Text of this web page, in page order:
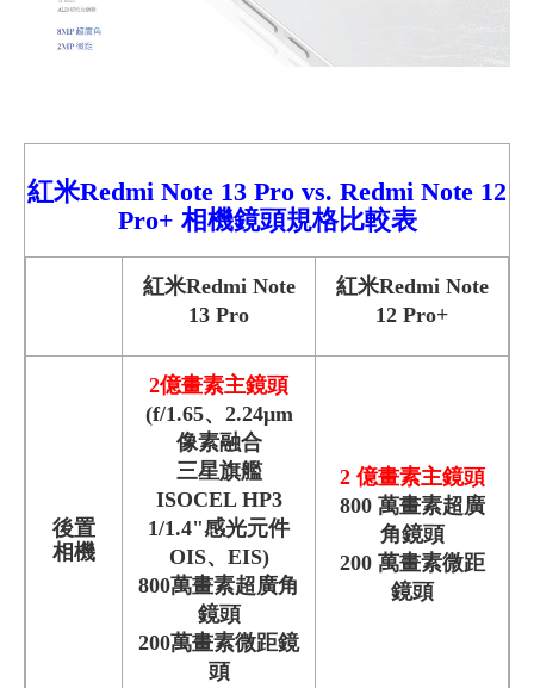
紅米Redmi Note 13 Pro vs. Redmi Note 12
Pro+ 相機鏡頭規格比較表
紅米Redmi Note
13 Pro
紅米Redmi Note
12 Pro+
後置
相機
2億畫素主鏡頭
(f/1.65、2.24μm
像素融合
三星旗艦
ISOCEL HP3
1/1.4"感光元件
OIS、EIS)
800萬畫素超廣角
鏡頭
200萬畫素微距鏡
頭
2 億畫素主鏡頭
800 萬畫素超廣
角鏡頭
200 萬畫素微距
鏡頭